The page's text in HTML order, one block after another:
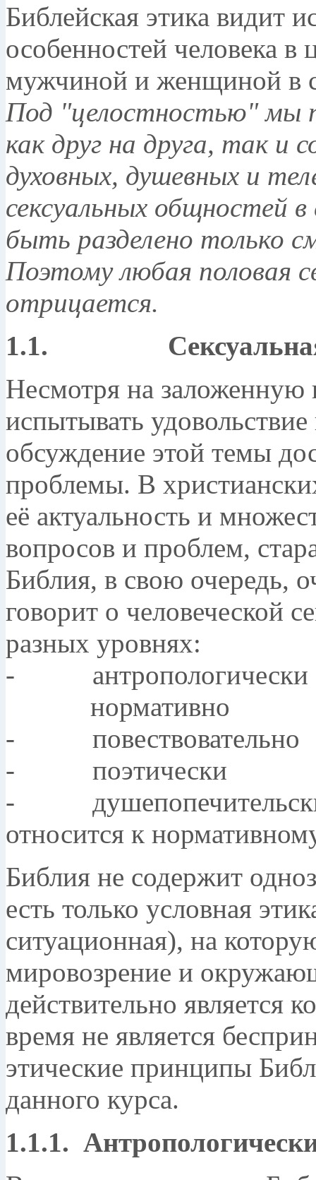
Библейская этика видит
особенностей человека
мужчиной и женщиной в
Под "целостностью" мы
как друг на друга, так и
духовных, душевных и
сексуальных общностей
быть разделено только
Поэтому любая половая
отрицается.
1.1. Сексуальная
Несмотря на заложенную
испытывать
обсуждение этой темы
проблемы. В
её актуальность и
вопросов и проблем,
Библия, в свою очередь,
говорит о человеческой
разных уровнях:
- антропологически
нормативно
- повествовательно
- поэтически
- душепопечительски
относится к
Библия не содержит
есть только условная
ситуационная), на
мировозрение и
действительно является
время не является
этические принципы
данного курса.
1.1.1.